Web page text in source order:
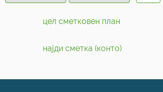
цел сметковен план
најди сметка (конто)